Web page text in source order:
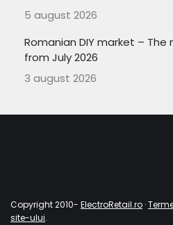
5 august 2026
Romanian DIY market –
from July 2026
3 august 2026
Copyright 2010- ElectroRetail.ro ·
site-ului.